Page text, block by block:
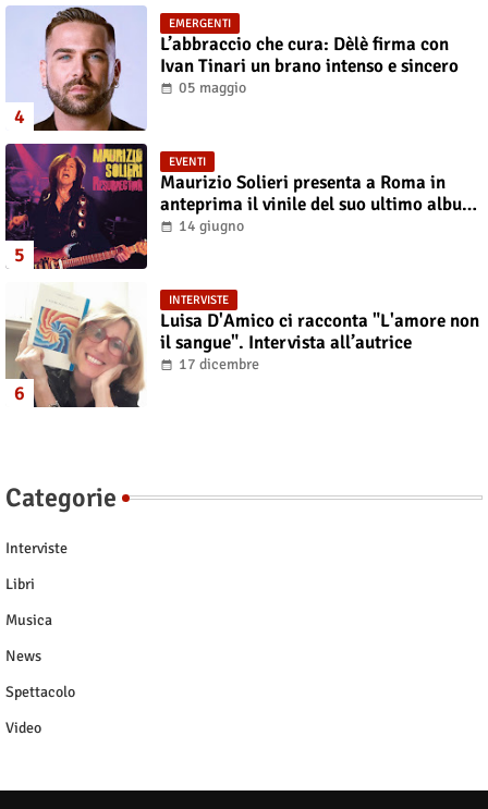
EMERGENTI
L’abbraccio che cura: Dèlè firma con
Ivan Tinari un brano intenso e sincero
05 maggio
EVENTI
Maurizio Solieri presenta a Roma in
anteprima il vinile del suo ultimo album
“Resurrection”
14 giugno
INTERVISTE
Luisa D'Amico ci racconta "L'amore non
il sangue". Intervista all’autrice
17 dicembre
Categorie
Interviste
Libri
Musica
News
Spettacolo
Video